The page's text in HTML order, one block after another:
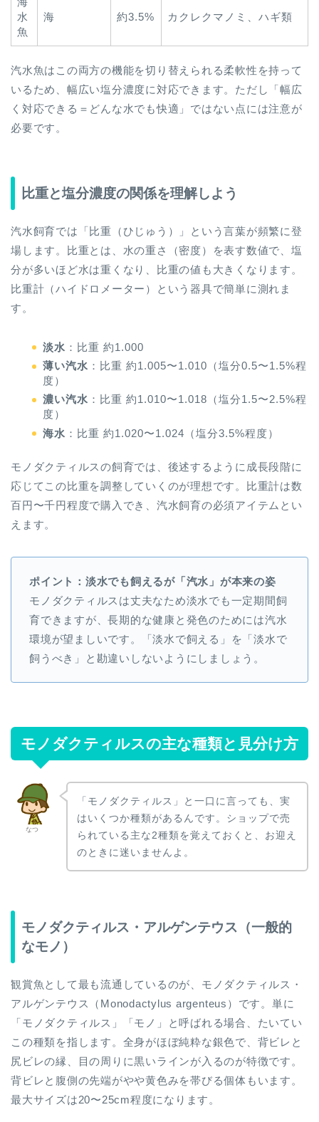
水
魚
海 約3.5% カクレクマノミ、ハギ類
汽水魚はこの両方の機能を切り替えられる柔軟性を持って
いるため、幅広い塩分濃度に対応できます。ただし「幅広
く対応できる＝どんな水でも快適」ではない点には注意が
必要です。
比重と塩分濃度の関係を理解しよう
汽水飼育では「比重（ひじゅう）」という言葉が頻繁に登
場します。比重とは、水の重さ（密度）を表す数値で、塩
分が多いほど水は重くなり、比重の値も大きくなります。
比重計（ハイドロメーター）という器具で簡単に測れま
す。
淡水 ：比重 約1.000
薄い汽水 ：比重 約1.005〜1.010（塩分0.5〜1.5%程
度）
濃い汽水 ：比重 約1.010〜1.018（塩分1.5〜2.5%程
度）
海水 ：比重 約1.020〜1.024（塩分3.5%程度）
モノダクティルスの飼育では、後述するように成長段階に
応じてこの比重を調整していくのが理想です。比重計は数
百円〜千円程度で購入でき、汽水飼育の必須アイテムとい
えます。
ポイント：淡水でも飼えるが「汽水」が本来の姿
モノダクティルスは丈夫なため淡水でも一定期間飼
育できますが、長期的な健康と発色のためには汽水
環境が望ましいです。「淡水で飼える」を「淡水で
飼うべき」と勘違いしないようにしましょう。
モノダクティルスの主な種類と見分け方
なつ
「モノダクティルス」と一口に言っても、実
はいくつか種類があるんです。ショップで売
られている主な2種類を覚えておくと、お迎え
のときに迷いませんよ。
モノダクティルス・アルゲンテウス（一般的
なモノ）
観賞魚として最も流通しているのが、モノダクティルス・
アルゲンテウス（Monodactylus argenteus）です。単に
「モノダクティルス」「モノ」と呼ばれる場合、たいてい
この種類を指します。全身がほぼ純粋な銀色で、背ビレと
尻ビレの縁、目の周りに黒いラインが入るのが特徴です。
背ビレと腹側の先端がやや黄色みを帯びる個体もいます。
最大サイズは20〜25cm程度になります。